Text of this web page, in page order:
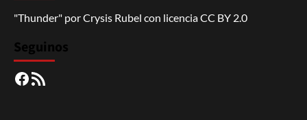
"Thunder" porCrysis Rubel con licenciaCC BY 2.0
Seguinos
Facebook
RSS